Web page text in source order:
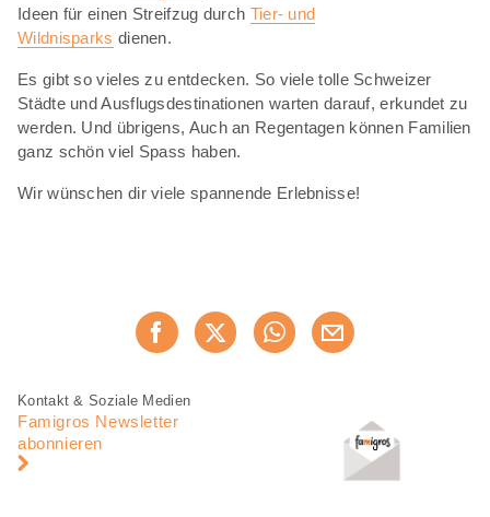
Ideen für einen Streifzug durch Tier- und
Wildnisparks dienen.
Es gibt so vieles zu entdecken. So viele tolle Schweizer
Städte und Ausflugsdestinationen warten darauf, erkundet zu
werden. Und übrigens, Auch an Regentagen können Familien
ganz schön viel Spass haben.
Wir wünschen dir viele spannende Erlebnisse!
Jetzt weiterempfehlen
Fusszeile
Fusszeile
Navigation
Kontakt & Soziale Medien
Famigros Newsletter
abonnieren